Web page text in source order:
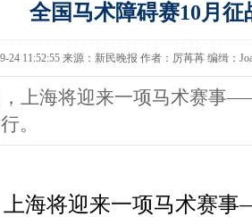
全国马术障碍赛10月征
24 11:52:55 来源：新民晚报 作者：厉苒苒 编缉：
，上海将迎来一项马术赛事
。
海将迎来一项马术赛